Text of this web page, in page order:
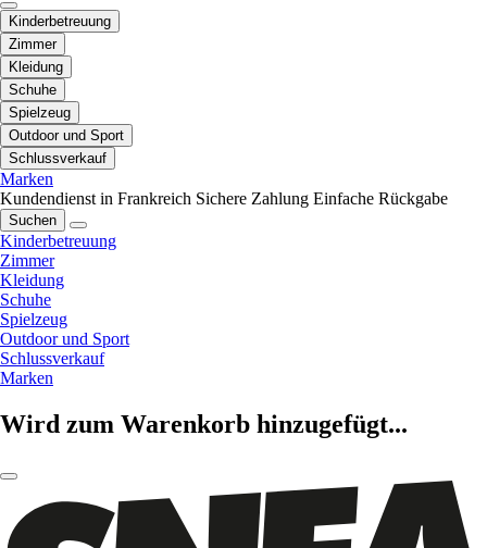
Kinderbetreuung
Zimmer
Kleidung
Schuhe
Spielzeug
Outdoor und Sport
Schlussverkauf
Marken
Kundendienst in Frankreich Sichere Zahlung Einfache Rückgabe
Suchen
Kinderbetreuung
Zimmer
Kleidung
Schuhe
Spielzeug
Outdoor und Sport
Schlussverkauf
Marken
Wird zum Warenkorb hinzugefügt...